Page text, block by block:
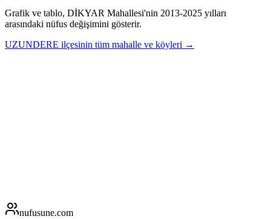
Grafik ve tablo, DİKYAR Mahallesi'nin 2013-2025 yılları
arasındaki nüfus değişimini gösterir.
UZUNDERE ilçesinin tüm mahalle ve köyleri →
nufusune.com